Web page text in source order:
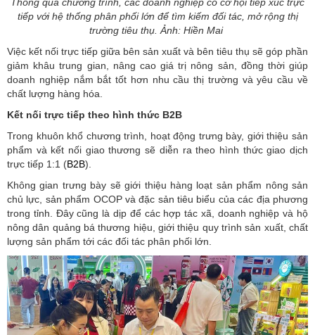
tiếp với hệ thống phân phối lớn để tìm kiếm đối tác, mở rộng thị
trường tiêu thụ. Ảnh: Hiền Mai
Việc kết nối trực tiếp giữa bên sản xuất và bên tiêu thụ sẽ góp phần
giảm khâu trung gian, nâng cao giá trị nông sản, đồng thời giúp
doanh nghiệp nắm bắt tốt hơn nhu cầu thị trường và yêu cầu về
chất lượng hàng hóa.
Kết nối trực tiếp theo hình thức B2B
Trong khuôn khổ chương trình, hoạt động trưng bày, giới thiệu sản
phẩm và kết nối giao thương sẽ diễn ra theo hình thức giao dịch
trực tiếp 1:1 (B2B).
Không gian trưng bày sẽ giới thiệu hàng loạt sản phẩm nông sản
chủ lực, sản phẩm OCOP và đặc sản tiêu biểu của các địa phương
trong tỉnh. Đây cũng là dịp để các hợp tác xã, doanh nghiệp và hộ
nông dân quảng bá thương hiệu, giới thiệu quy trình sản xuất, chất
lượng sản phẩm tới các đối tác phân phối lớn.